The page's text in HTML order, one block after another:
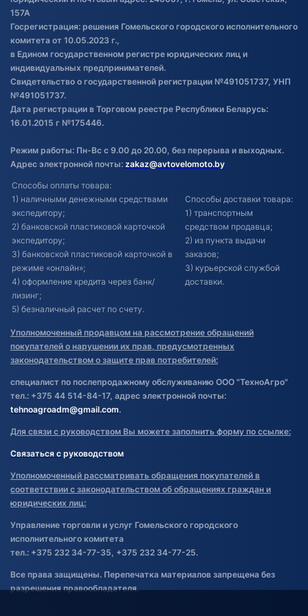
Постановка транспорта на учет
Обновления в ЭПТС 2024
157А
Госрегистрация: решения Гомельского городского исполнительного
комитета от 10.05.2023 г.,
в Едином государственном регистре юридических лиц и
индивидуальных предпринимателей.
Свидетельство о государственной регистрации №491051737, УНП
№491051737.
Дата регистрации в Торговом реестре Республики Беларусь:
16.01.2015 г №175446.
Режим работы: Пн-Вс с 9.00 до 20.00, без перерыва и выходных.
Адрес электронной почты: zakaz@avtovelomoto.by
Способы оплаты товара:
1) наличными денежными средствами
экспедитору;
2) банковской пластиковой карточкой
экспедитору;
3) банковской пластиковой карточкой в
режиме «онлайн»;
4) оформление кредита через банк/
лизинг;
5) безналичный расчет по счету.
Способы доставки товара:
1) транспортным
средством продавца;
2) из пункта выдачи
заказов;
3) курьерской службой
доставки.
Уполномоченный продавцом на рассмотрение обращений
покупателей о нарушении их прав, предусмотренных
законодательством о защите прав потребителей:
специалист по послепродажному обслуживанию ООО "ТехноАгро"
тел.: +375 44 514-84-17, адрес электронной почты:
tehnoagroadm@gmail.com.
Для связи с руководством Вы можете заполнить форму по ссылке:
Связаться с руководством
Уполномоченный рассматривать обращения покупателей в
соответствии с законодательством об обращениях граждан и
юридических лиц:
Управление торговли и услуг Гомельского городского
исполнительного комитета
тел.: +375 232 34-77-35, +375 232 34-77-25.
Все права защищены. Перепечатка материалов запрещена без
разрешения правообладателя.